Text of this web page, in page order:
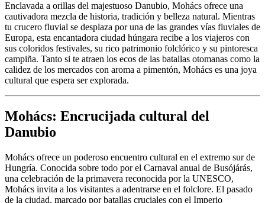
Enclavada a orillas del majestuoso Danubio, Mohács ofrece una
cautivadora mezcla de historia, tradición y belleza natural. Mientras
tu crucero fluvial se desplaza por una de las grandes vías fluviales de
Europa, esta encantadora ciudad húngara recibe a los viajeros con
sus coloridos festivales, su rico patrimonio folclórico y su pintoresca
campiña. Tanto si te atraen los ecos de las batallas otomanas como la
calidez de los mercados con aroma a pimentón, Mohács es una joya
cultural que espera ser explorada.
Mohács: Encrucijada cultural del
Danubio
Mohács ofrece un poderoso encuentro cultural en el extremo sur de
Hungría. Conocida sobre todo por el Carnaval anual de Busójárás,
una celebración de la primavera reconocida por la UNESCO,
Mohács invita a los visitantes a adentrarse en el folclore. El pasado
de la ciudad, marcado por batallas cruciales con el Imperio